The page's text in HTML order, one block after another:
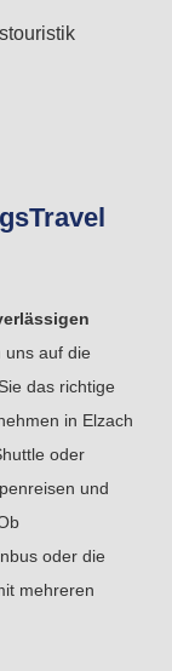
Travel
uns auf die
das richtige
in Elzach
oder
und
oder die
mehreren